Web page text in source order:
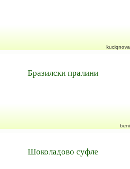
kuciqnova
Бразилски пралини
beni
Шоколадово суфле